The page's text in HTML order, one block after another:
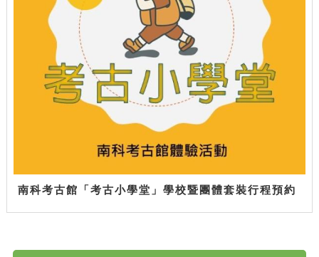
南科考古館「考古小學堂」學校暨團體套裝行程預約